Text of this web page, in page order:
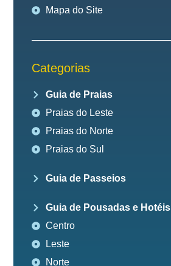
Mapa do Site
Categorias
Guia de Praias
Praias do Leste
Praias do Norte
Praias do Sul
Guia de Passeios
Guia de Pousadas e Hotéis
Centro
Leste
Norte